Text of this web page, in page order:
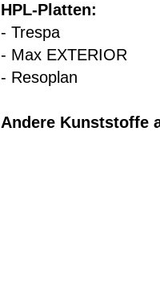
HPL-Platten:
- Trespa
- Max EXTERIOR
- Resoplan
Andere Kunststoffe